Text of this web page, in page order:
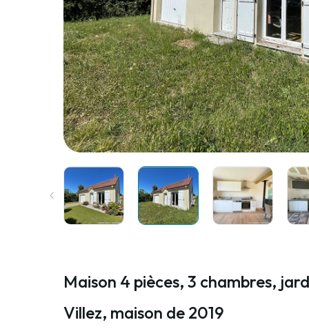
Maison 4 pièces, 3 chambres,
Villez, maison de 2019